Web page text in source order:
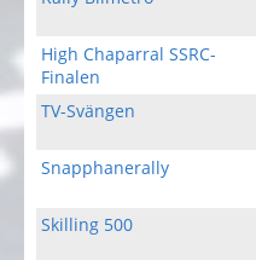
High Chaparral SSRC-
Finalen
TV-Svängen
Snapphanerally
Skilling 500